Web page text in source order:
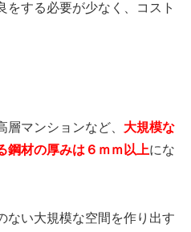
をする必要が少なく、コスト
マンションなど、 大規模な
鋼材の厚みは６ｍｍ以上にな
ない大規模な空間を作り出す